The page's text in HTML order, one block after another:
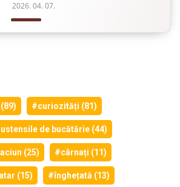
2026. 04. 07.
#curiozități (81)
de bucătărie (44)
(25) #cârnați (11)
(15) #înghețată (13)